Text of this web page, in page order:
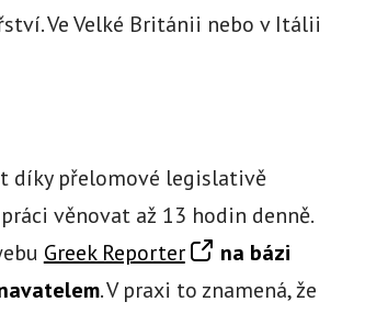
Ve Velké Británii nebo v Itálii
díky přelomové legislativě
věnovat až 13 hodin denně.
Greek Reporter
na bázi
. V praxi to znamená, že